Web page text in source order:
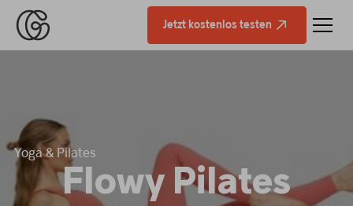
Jetzt kostenlos testen
Yoga & Pilates
Flowy Pilates